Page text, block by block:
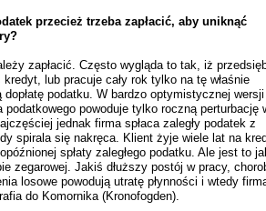
przecież trzeba zapłacić, aby uniknąć
zapłacić. Często wygląda to tak, iż
lub pracuje cały rok tylko na tę właśnie
dopłatę podatku. W bardzo optymistycznej
podatkowego powoduje tylko roczną perturbację
jednak firma spłaca zaległy podatek z
spirala się nakręca. Klient żyje wiele lat na
spłaty zaległego podatku. Ale jest to
zegarowej. Jakiś dłuższy postój w pracy,
losowe powodują utratę płynności i wtedy
do Komornika (Kronofogden).